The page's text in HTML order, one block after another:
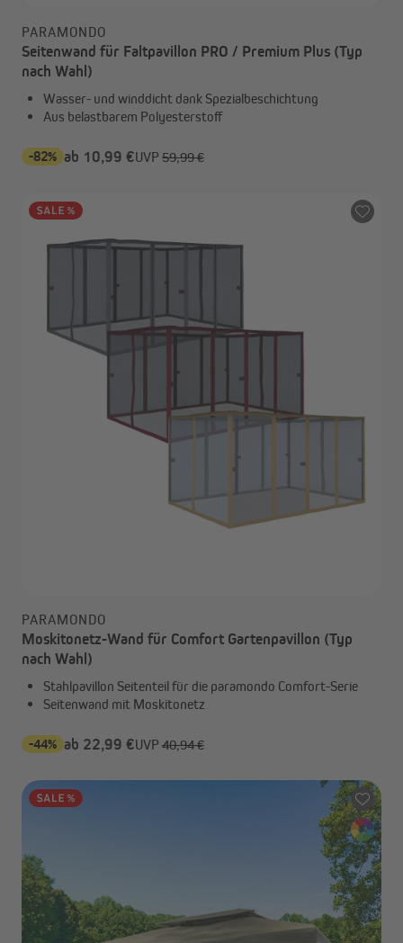
PARAMONDO
Seitenwand für Faltpavillon PRO / Premium Plus (Typ
nach Wahl)
Wasser- und winddicht dank Spezialbeschichtung
Aus belastbarem Polyesterstoff
-82% ab 10,99 €UVP 59,99 €
PARAMONDO
Moskitonetz-Wand für Comfort Gartenpavillon (Typ
nach Wahl)
Stahlpavillon Seitenteil für die paramondo Comfort-Serie
Seitenwand mit Moskitonetz
-44% ab 22,99 €UVP 40,94 €